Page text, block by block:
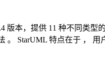
版本，提供 11 种不同类
StarUML 特点在于 ，